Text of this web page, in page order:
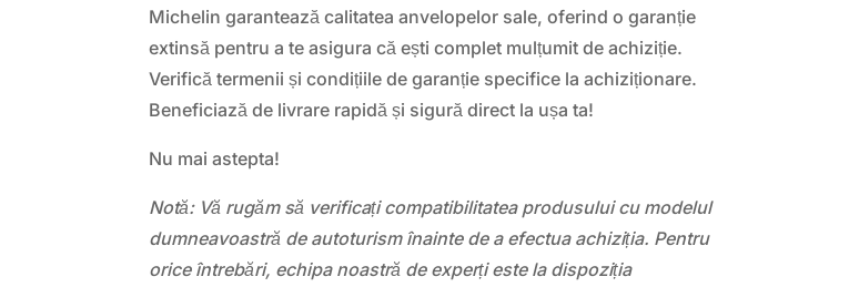
Michelin garantează calitatea anvelopelor sale, oferind o garanție
extinsă pentru a te asigura că ești complet mulțumit de achiziție.
Verifică termenii și condițiile de garanție specifice la achiziționare.
Beneficiază de livrare rapidă și sigură direct la ușa ta!
Nu mai astepta!
Notă: Vă rugăm să verificați compatibilitatea produsului cu modelul
dumneavoastră de autoturism înainte de a efectua achiziția. Pentru
orice întrebări, echipa noastră de experți este la dispoziția